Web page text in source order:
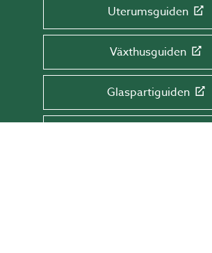
Uterumsguiden
Växthusguiden
Glaspartiguiden